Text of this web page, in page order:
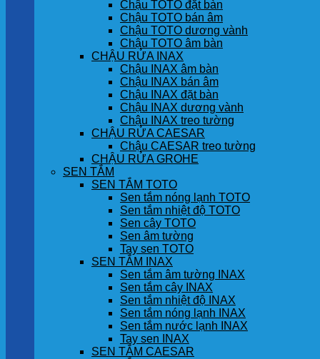
Chậu TOTO đặt bàn
Chậu TOTO bán âm
Chậu TOTO dương vành
Chậu TOTO âm bàn
CHẬU RỬA INAX
Chậu INAX âm bàn
Chậu INAX bán âm
Chậu INAX đặt bàn
Chậu INAX dương vành
Chậu INAX treo tường
CHẬU RỬA CAESAR
Chậu CAESAR treo tường
CHẬU RỬA GROHE
SEN TẮM
SEN TẮM TOTO
Sen tắm nóng lạnh TOTO
Sen tắm nhiệt độ TOTO
Sen cây TOTO
Sen âm tường
Tay sen TOTO
SEN TẮM INAX
Sen tắm âm tường INAX
Sen tắm cây INAX
Sen tắm nhiệt độ INAX
Sen tắm nóng lạnh INAX
Sen tắm nước lạnh INAX
Tay sen INAX
SEN TẮM CAESAR